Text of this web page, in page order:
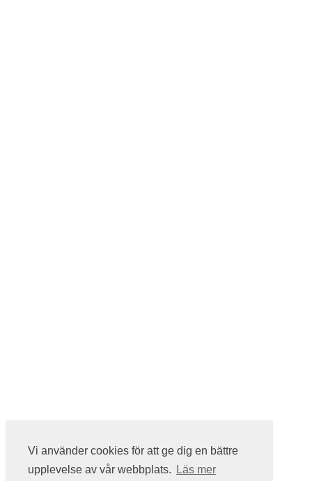
Vi använder cookies för att ge dig en bättre
upplevelse av vår webbplats.
Läs mer